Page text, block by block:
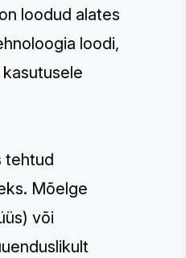
loodud alates
loodi,
tehtud
Mõelge
või